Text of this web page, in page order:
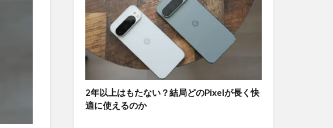
2年以上はもたない？結局どのPixelが長く快
適に使えるのか